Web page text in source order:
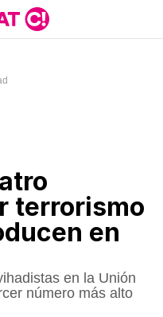
terrorismo
en
en la Unión
número más alto